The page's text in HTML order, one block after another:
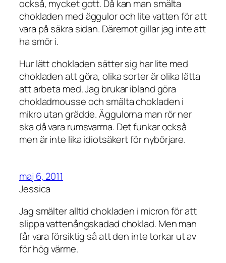
också, mycket gott. Då kan man smälta
chokladen med äggulor och lite vatten för att
vara på säkra sidan. Däremot gillar jag inte att
ha smör i.
Hur lätt chokladen sätter sig har lite med
chokladen att göra, olika sorter är olika lätta
att arbeta med. Jag brukar ibland göra
chokladmousse och smälta chokladen i
mikro utan grädde. Äggulorna man rör ner
ska då vara rumsvarma. Det funkar också
men är inte lika idiotsäkert för nybörjare.
maj 6, 2011
Jessica
Jag smälter alltid chokladen i micron för att
slippa vattenångskadad choklad. Men man
får vara försiktig så att den inte torkar ut av
för hög värme.